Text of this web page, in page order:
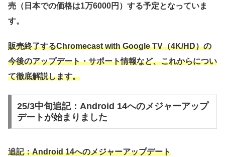
売（日本での価格は1万6000円）する予定となっていま
す。
販売終了するChromecast with Google TV（4K/HD）の
今後のアップデート・サポート情報など、これからについ
て徹底解説します。
25/3中旬追記：Android 14へのメジャーアップ
デートが始まりました
追記：Android 14へのメジャーアップデート